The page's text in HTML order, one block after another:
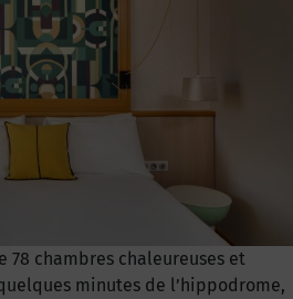
chambres chaleureuses et
minutes de l’hippodrome,